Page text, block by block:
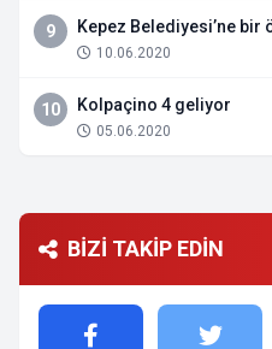
9 Kepez Belediyesi’ne bir
10.06.2020
10 Kolpaçino 4 geliyor
05.06.2020
BİZİ TAKİP EDİN